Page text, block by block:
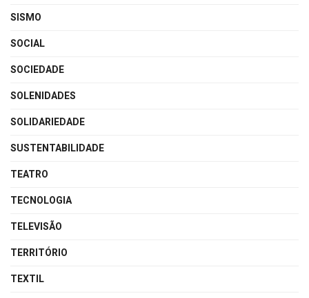
SISMO
SOCIAL
SOCIEDADE
SOLENIDADES
SOLIDARIEDADE
SUSTENTABILIDADE
TEATRO
TECNOLOGIA
TELEVISÃO
TERRITÓRIO
TEXTIL